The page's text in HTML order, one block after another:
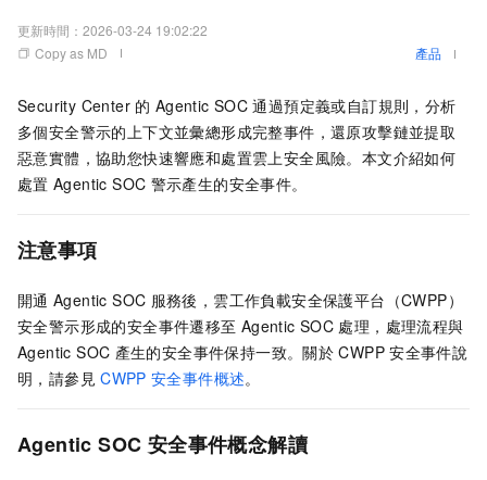
更新時間： 2026-03-24 19:02:22
Copy as MD
產品
Security Center 的 Agentic SOC 通過預定義或自訂規則，分析
多個安全警示的上下文並彙總形成完整事件，還原攻擊鏈並提取
惡意實體，協助您快速響應和處置雲上安全風險。本文介紹如何
處置 Agentic SOC 警示產生的安全事件。
注意事項
開通 Agentic SOC 服務後，雲工作負載安全保護平台（CWPP）
安全警示形成的安全事件遷移至 Agentic SOC 處理，處理流程與
Agentic SOC 產生的安全事件保持一致。關於 CWPP 安全事件說
明，請參見 CWPP 安全事件概述。
Agentic SOC 安全事件概念解讀